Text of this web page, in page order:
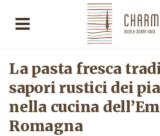
La pasta fresca
sapori rustici dei
nella cucina
Romagna